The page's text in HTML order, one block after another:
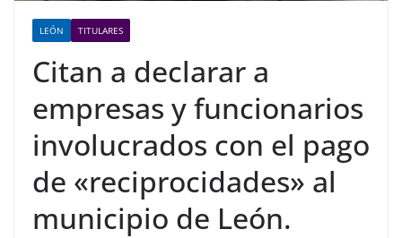
LEÓN TITULARES
Citan a declarar a
empresas y funcionarios
involucrados con el pago
de «reciprocidades» al
municipio de León.